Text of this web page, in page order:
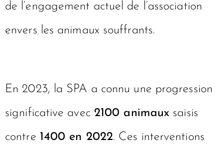
de l’engagement actuel de l’association
envers les animaux souffrants.
En 2023, la SPA a connu une progression
significative avec 2100 animaux saisis
contre 1400 en 2022. Ces interventions